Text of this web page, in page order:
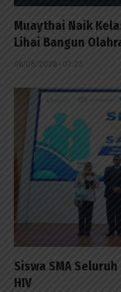
Muaythai Naik
Lihai Bangun
06/08/2026 - 07:23
Siswa SMA
HIV